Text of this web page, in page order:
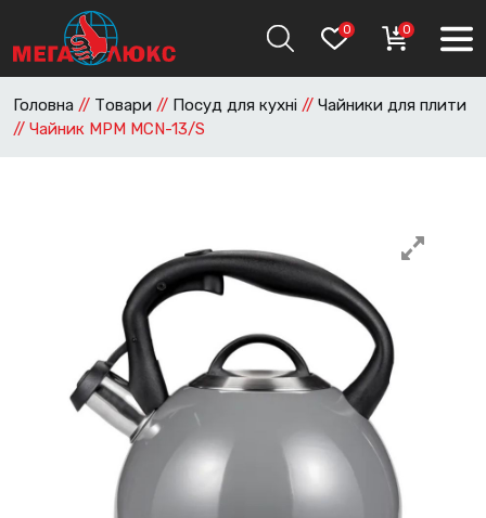
0 0
Головна // Товари // Посуд для кухні // Чайники для плити
// Чайник MPM MCN-13/S